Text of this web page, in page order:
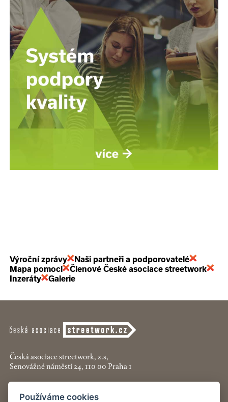
Výroční zprávy
Naši partneři a podporovatelé
Mapa pomoci
Členové České asociace streetwork
Inzeráty
Galerie
Česká asociace streetwork, z.s,
Senovážné náměstí 24, 110 00 Praha 1
+420 774 913 777
Používáme cookies